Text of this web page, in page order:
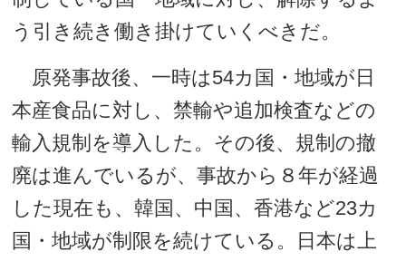
う引き続き働き掛けていくべきだ。
原発事故後、一時は54カ国・地域が日
本産食品に対し、禁輸や追加検査などの
輸入規制を導入した。その後、規制の撤
廃は進んでいるが、事故から８年が経過
した現在も、韓国、中国、香港など23カ
国・地域が制限を続けている。日本は上